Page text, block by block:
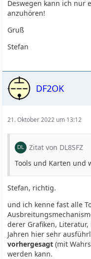
Deswegen kann ich nur
anzuhören!
Gruß
Stefan
DF2OK
21. Oktober 2022 um 13:12
Zitat von DL8SFZ
Tools und Karten und
Stefan, richtig.
und ich kenne fast alle
derer Grafiken,
Jahren hier sehr
vorhergesagt (mit
werden kann.